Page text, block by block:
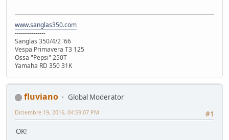
www.sanglas350.com
---------------
Sanglas 350/4/2 '66
Vespa Primavera T3 125
Ossa "Pepsi" 250T
Yamaha RD 350 31K
fluviano
Global Moderator
#1
Diciembre 19, 2016, 04:59:07 PM
OK!